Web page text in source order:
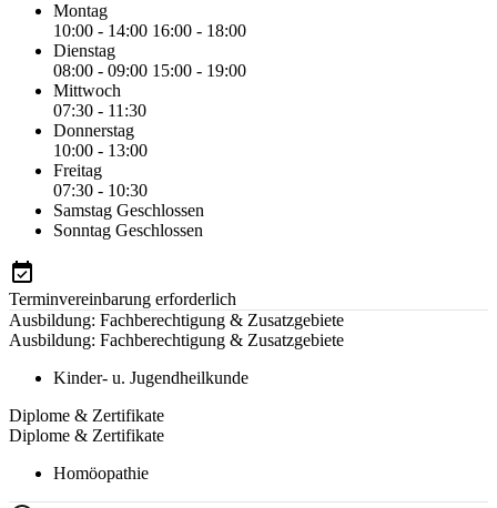
Montag
10:00 - 14:00 16:00 - 18:00
Dienstag
08:00 - 09:00 15:00 - 19:00
Mittwoch
07:30 - 11:30
Donnerstag
10:00 - 13:00
Freitag
07:30 - 10:30
Samstag Geschlossen
Sonntag Geschlossen
Terminvereinbarung erforderlich
Ausbildung: Fachberechtigung & Zusatzgebiete
Ausbildung: Fachberechtigung & Zusatzgebiete
Kinder- u. Jugendheilkunde
Diplome & Zertifikate
Diplome & Zertifikate
Homöopathie